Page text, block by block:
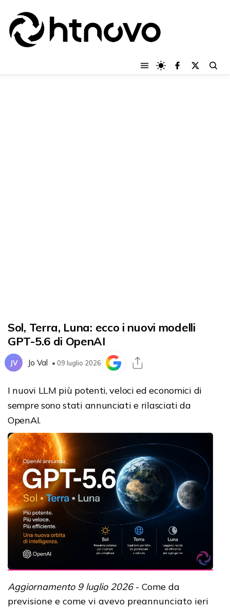
Sol, Terra, Luna: ecco i nuovi modelli
GPT-5.6 di OpenAI
JV Jo Val • 09 luglio 2026
I nuovi LLM più potenti, veloci ed economici di
sempre sono stati annunciati e rilasciati da
OpenAI.
Aggiornamento 9 luglio 2026- Come da
previsione e come vi avevo preannunciato ieri